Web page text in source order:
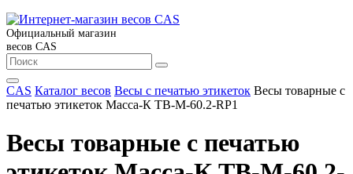
Официальный магазин
весов CAS
CAS Каталог весов Весы с печатью этикеток Весы товарные с
печатью этикеток Масса-К ТВ-M-60.2-RP1
Весы товарные с печатью